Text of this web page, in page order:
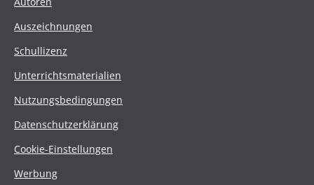
Auszeichnungen
Schullizenz
Unterrichtsmaterialien
Nutzungsbedingungen
Datenschutzerklärung
Cookie-Einstellungen
Werbung